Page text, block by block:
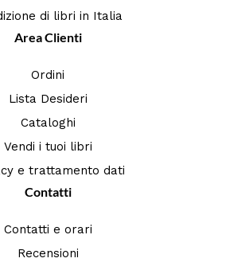
di libri in Italia
Area Clienti
Ordini
Lista Desideri
Cataloghi
Vendi i tuoi libri
e trattamento dati
Contatti
Contatti e orari
Recensioni